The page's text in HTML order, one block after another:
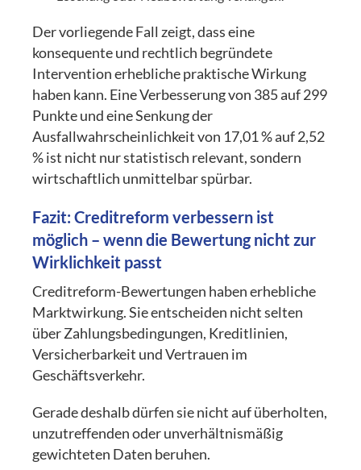
Der vorliegende Fall zeigt, dass eine
konsequente und rechtlich begründete
Intervention erhebliche praktische Wirkung
haben kann. Eine Verbesserung von 385 auf 299
Punkte und eine Senkung der
Ausfallwahrscheinlichkeit von 17,01 % auf 2,52
% ist nicht nur statistisch relevant, sondern
wirtschaftlich unmittelbar spürbar.
Fazit: Creditreform verbessern ist
möglich – wenn die Bewertung nicht zur
Wirklichkeit passt
Creditreform-Bewertungen haben erhebliche
Marktwirkung. Sie entscheiden nicht selten
über Zahlungsbedingungen, Kreditlinien,
Versicherbarkeit und Vertrauen im
Geschäftsverkehr.
Gerade deshalb dürfen sie nicht auf überholten,
unzutreffenden oder unverhältnismäßig
gewichteten Daten beruhen.